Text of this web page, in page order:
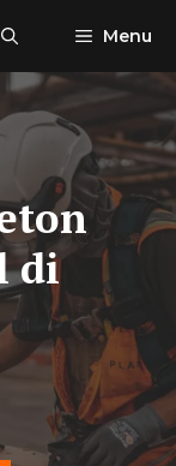
Menu
di